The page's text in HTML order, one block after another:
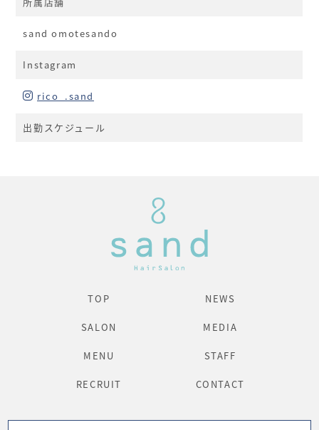
sand omotesando
Instagram
rico_.sand
出勤スケジュール
TOP NEWS
SALON MEDIA
MENU STAFF
RECRUIT CONTACT